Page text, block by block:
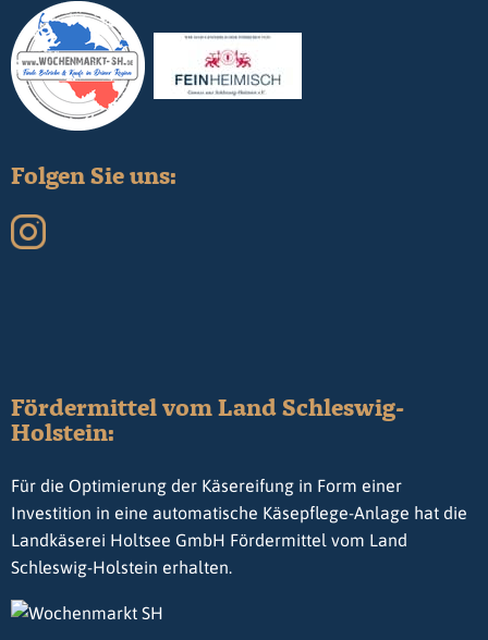
Folgen Sie uns:
Fördermittel vom Land Schleswig-
Holstein:
Für die Optimierung der Käsereifung in Form einer
Investition in eine automatische Käsepflege-Anlage hat die
Landkäserei Holtsee GmbH Fördermittel vom Land
Schleswig-Holstein erhalten.